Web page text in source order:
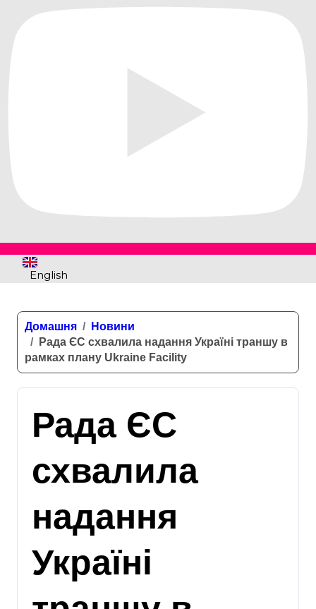
English
Домашня
Новини
Рада ЄС схвалила надання Україні траншу в
рамках плану Ukraine Facility
Рада ЄС
схвалила
надання
Україні